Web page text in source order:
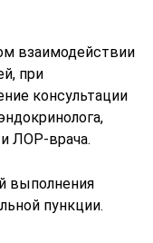
взаимодействии
при
консультации
и ЛОР-врача.
выполнения
пункции.